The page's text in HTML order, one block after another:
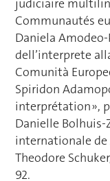
judiciaire
Communautés
Daniela
dell’interprete
Comunità
Spiridon
interprétation »,
Danielle Bolhuis-
internationale de
Theodore
92.